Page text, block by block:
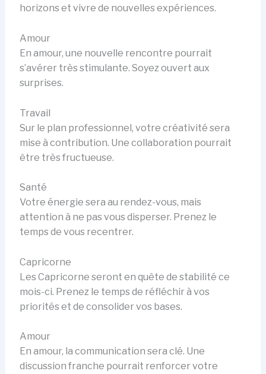
horizons et vivre de nouvelles expériences.
Amour
En amour, une nouvelle rencontre pourrait
s’avérer très stimulante. Soyez ouvert aux
surprises.
Travail
Sur le plan professionnel, votre créativité sera
mise à contribution. Une collaboration pourrait
être très fructueuse.
Santé
Votre énergie sera au rendez-vous, mais
attention à ne pas vous disperser. Prenez le
temps de vous recentrer.
Capricorne
Les Capricorne seront en quête de stabilité ce
mois-ci. Prenez le temps de réfléchir à vos
priorités et de consolider vos bases.
Amour
En amour, la communication sera clé. Une
discussion franche pourrait renforcer votre